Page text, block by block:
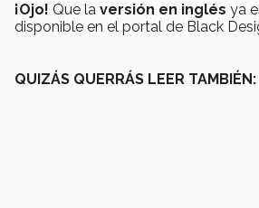
¡Ojo! Que la versión en inglés ya
disponible en el portal de Black
QUIZÁS QUERRÁS LEER TAMBIÉN: